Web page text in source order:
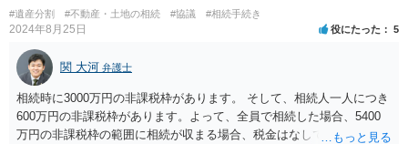
伸長して調査したところ、サラ金に対する過払金など相当な財産が見
つかったため相続したという事例がありました。
#遺産分割 #不動産・土地の相続 #協議 #相続手続き
2024年8月25日 役にたった 5
関 大河 弁護士
相続時に3000万円の非課税枠があります。 そして、相続人一人につき
600万円の非課税枠があります。よって、全員で相続した場合、5400
万円の非課税枠の範囲に相続が収まる場合、税金はなしです。 一人が